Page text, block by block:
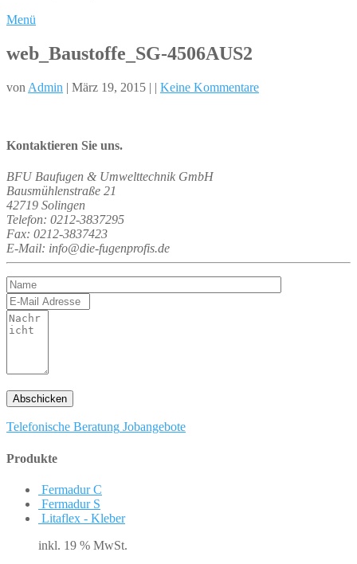
Menü
web_Baustoffe_SG-4506AUS2
von Admin | März 19, 2015 | | Keine Kommentare
Kontaktieren Sie uns.
BFU Baufugen & Umwelttechnik GmbH
Bausmühlenstraße 21
42719 Solingen
Telefon: 0212-3837295
Fax: 0212-3837423
E-Mail: info@die-fugenprofis.de
Telefonische Beratung Jobangebote
Produkte
Fermadur C
Fermadur S
Litaflex - Kleber
inkl. 19 % MwSt.